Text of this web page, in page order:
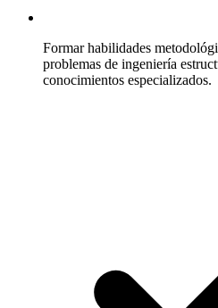
Formar habilidades
problemas de ingeniería
conocimientos especializados.